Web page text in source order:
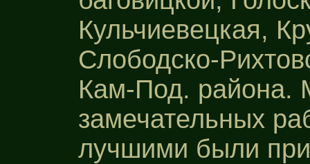
Кульчиевецкая,
Слободско-
Кам-Под. района.
замечательных
лучшими были